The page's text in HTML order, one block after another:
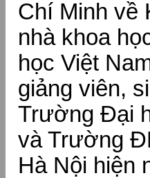
Chí Minh về
nhà khoa
học Việt
giảng viên,
Trường Đại
và Trường
Hà Nội hiện